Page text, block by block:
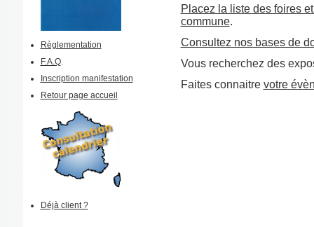
Règlementation
F.A.Q.
Inscription manifestation
Retour page accueil
Déjà client ?
Placez la liste des foires
commune.
Consultez nos bases de
Vous recherchez des
Faites connaitre votre